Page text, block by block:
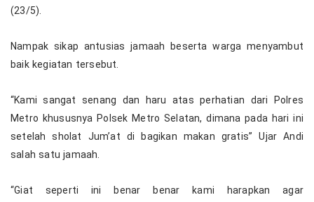
(23/5).
Nampak sikap antusias jamaah beserta warga menyambut
baik kegiatan tersebut.
“Kami sangat senang dan haru atas perhatian dari Polres
Metro khususnya Polsek Metro Selatan, dimana pada hari ini
setelah sholat Jum’at di bagikan makan gratis” Ujar Andi
salah satu jamaah.
“Giat seperti ini benar benar kami harapkan agar